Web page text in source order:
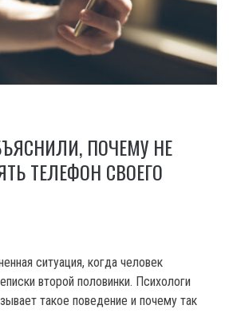
ПОЧЕМУ НЕ
ТЕЛЕФОН СВОЕГО
ситуация, когда человек
второй половинки. Психологи
такое поведение и почему так